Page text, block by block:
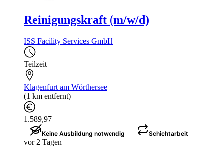
Reinigungskraft (m/w/d)
ISS Facility Services GmbH
Teilzeit
Klagenfurt am Wörthersee
(1 km entfernt)
1.589,97
Keine Ausbildung notwendig Schichtarbeit
vor 2 Tagen